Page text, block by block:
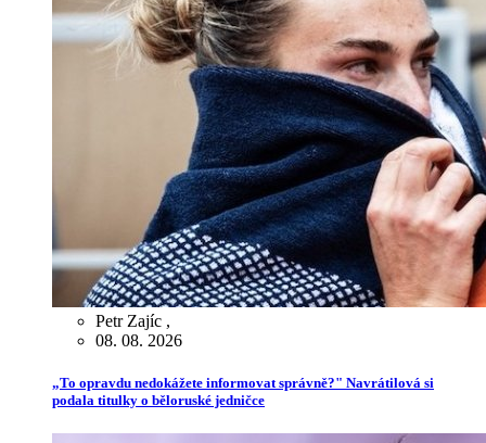
Petr Zajíc ,
08. 08. 2026
„To opravdu nedokážete informovat správně?" Navrátilová si
podala titulky o běloruské jedničce